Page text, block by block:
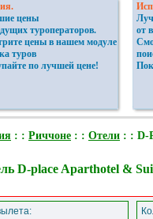
цены
туроператоров.
цены в нашем модуле
туров
по лучшей цене!
от
: : Риччоне : : Отели : : D-
D-place Aparthotel &